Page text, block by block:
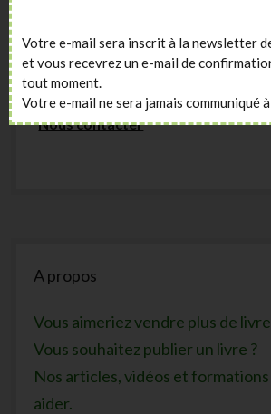
A tout de suite =>
Lire les meilleurs articles|Nos
Nous contacter
A propos
Vous aimeriez vendre plus de
Vous souhaitez publier un livre ?
Nos articles, vidéos et
aider.
Votre e-mail sera inscrit à la newsletter
et vous recevrez un e-mail de
tout moment.
Votre e-mail ne sera jamais communiqué